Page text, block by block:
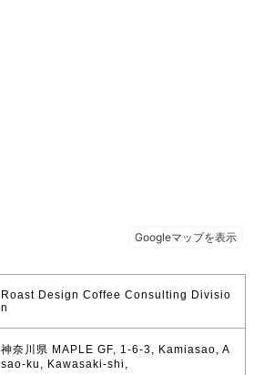
Roast Design Coffee Consulting Divisio
n
神奈川県 MAPLE GF, 1-6-3, Kamiasao, A
sao-ku, Kawasaki-shi,